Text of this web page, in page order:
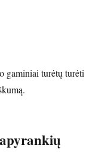
gaminiai turėtų turėti